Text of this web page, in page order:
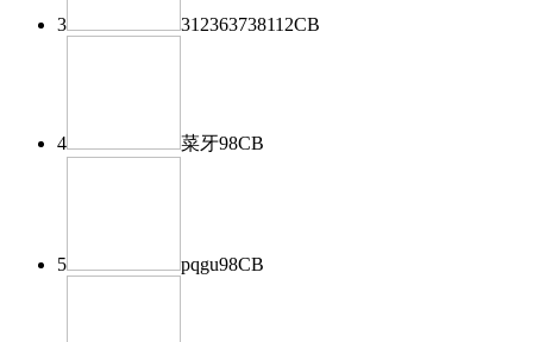
3 312363738112CB
4 菜牙98CB
5 pqgu98CB